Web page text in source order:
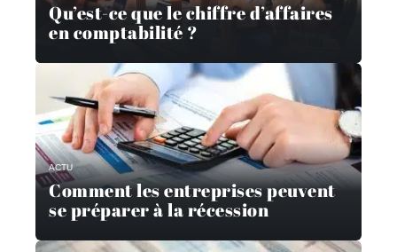
Qu’est-ce que le chiffre d’affaires
en comptabilité ?
ACTU
Comment les entreprises peuvent
se préparer à la récession